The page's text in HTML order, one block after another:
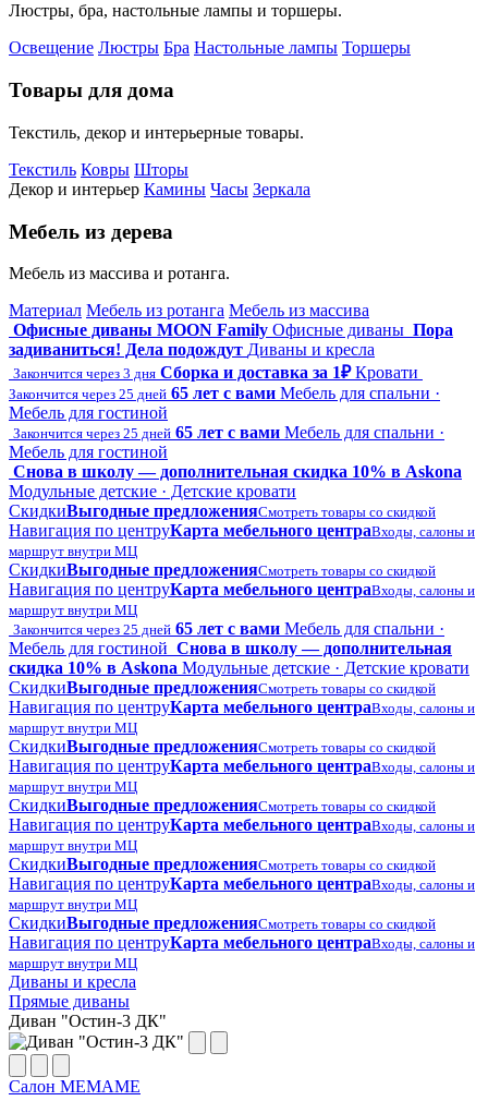
Люстры, бра, настольные лампы и торшеры.
Освещение Люстры Бра Настольные лампы Торшеры
Товары для дома
Текстиль, декор и интерьерные товары.
Текстиль Ковры Шторы
Декор и интерьер Камины Часы Зеркала
Мебель из дерева
Мебель из массива и ротанга.
Материал Мебель из ротанга Мебель из массива
Офисные диваны MOON Family Офисные диваны Пора
задиваниться! Дела подождут Диваны и кресла
Закончится через 3 дня Сборка и доставка за 1₽ Кровати
Закончится через 25 дней 65 лет с вами Мебель для спальни ·
Мебель для гостиной
Закончится через 25 дней 65 лет с вами Мебель для спальни ·
Мебель для гостиной
Снова в школу — дополнительная скидка 10% в Askona
Модульные детские · Детские кровати
СкидкиВыгодные предложенияСмотреть товары со скидкой
Навигация по центруКарта мебельного центраВходы, салоны и
маршрут внутри МЦ
СкидкиВыгодные предложенияСмотреть товары со скидкой
Навигация по центруКарта мебельного центраВходы, салоны и
маршрут внутри МЦ
Закончится через 25 дней 65 лет с вами Мебель для спальни ·
Мебель для гостиной Снова в школу — дополнительная
скидка 10% в Askona Модульные детские · Детские кровати
СкидкиВыгодные предложенияСмотреть товары со скидкой
Навигация по центруКарта мебельного центраВходы, салоны и
маршрут внутри МЦ
СкидкиВыгодные предложенияСмотреть товары со скидкой
Навигация по центруКарта мебельного центраВходы, салоны и
маршрут внутри МЦ
СкидкиВыгодные предложенияСмотреть товары со скидкой
Навигация по центруКарта мебельного центраВходы, салоны и
маршрут внутри МЦ
СкидкиВыгодные предложенияСмотреть товары со скидкой
Навигация по центруКарта мебельного центраВходы, салоны и
маршрут внутри МЦ
СкидкиВыгодные предложенияСмотреть товары со скидкой
Навигация по центруКарта мебельного центраВходы, салоны и
маршрут внутри МЦ
Диваны и кресла
Прямые диваны
Диван "Остин-3 ДК"
Салон МЕМАМЕ